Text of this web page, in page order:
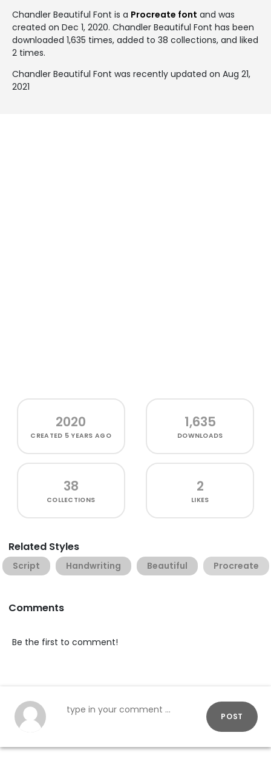
Chandler Beautiful Font is a Procreate font and was
created on Dec 1, 2020. Chandler Beautiful Font has been
downloaded 1,635 times, added to 38 collections, and liked
2 times.
Chandler Beautiful Font was recently updated on Aug 21,
2021
2020
CREATED 5 YEARS AGO
1,635
DOWNLOADS
38
COLLECTIONS
2
LIKES
Related Styles
Script Handwriting Beautiful Procreate
Comments
Be the first to comment!
POST